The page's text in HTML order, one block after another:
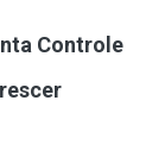
Controle